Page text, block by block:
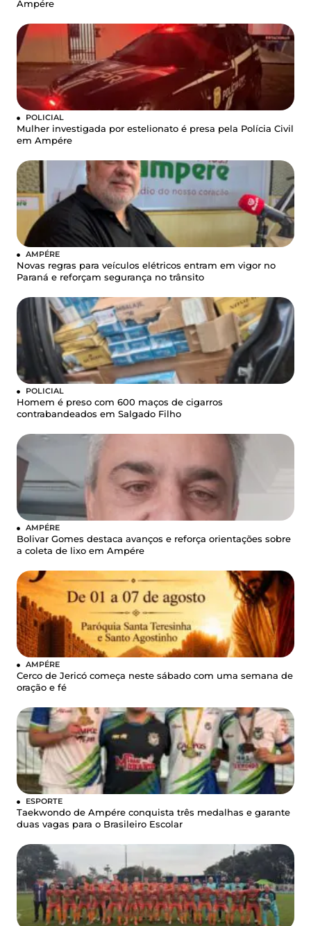
Ampére
POLICIAL
Mulher investigada por estelionato é presa pela Polícia Civil
em Ampére
AMPÉRE
Novas regras para veículos elétricos entram em vigor no
Paraná e reforçam segurança no trânsito
POLICIAL
Homem é preso com 600 maços de cigarros
contrabandeados em Salgado Filho
AMPÉRE
Bolivar Gomes destaca avanços e reforça orientações sobre
a coleta de lixo em Ampére
AMPÉRE
Cerco de Jericó começa neste sábado com uma semana de
oração e fé
ESPORTE
Taekwondo de Ampére conquista três medalhas e garante
duas vagas para o Brasileiro Escolar